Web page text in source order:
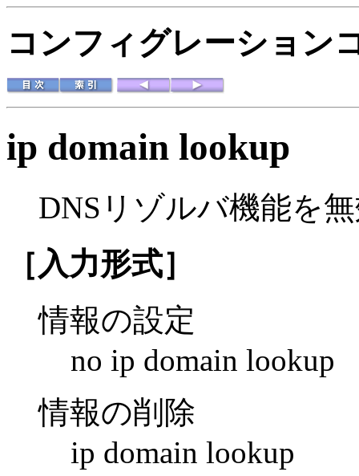
コンフィグレーション
ip domain lookup
DNSリゾルバ機能を
［入力形式］
情報の設定
no ip domain lookup
情報の削除
ip domain lookup